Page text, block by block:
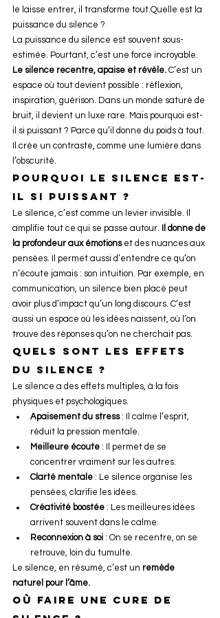
le laisse entrer, il transforme tout.Quelle est la
puissance du silence ?
La puissance du silence est souvent sous-
estimée. Pourtant, c’est une force incroyable.
Le silence recentre, apaise et révèle. C’est un
espace où tout devient possible : réflexion,
inspiration, guérison. Dans un monde saturé de
bruit, il devient un luxe rare. Mais pourquoi est-
il si puissant ? Parce qu’il donne du poids à tout.
Il crée un contraste, comme une lumière dans
l’obscurité.
Pourquoi le silence est-
il si puissant ?
Le silence, c’est comme un levier invisible. Il
amplifie tout ce qui se passe autour. Il donne de
la profondeur aux émotions et des nuances aux
pensées. Il permet aussi d’entendre ce qu’on
n’écoute jamais : son intuition. Par exemple, en
communication, un silence bien placé peut
avoir plus d’impact qu’un long discours. C’est
aussi un espace où les idées naissent, où l’on
trouve des réponses qu’on ne cherchait pas.
Quels sont les effets
du silence ?
Le silence a des effets multiples, à la fois
physiques et psychologiques.
Apaisement du stress : Il calme l’esprit,
réduit la pression mentale.
Meilleure écoute : Il permet de se
concentrer vraiment sur les autres.
Clarté mentale : Le silence organise les
pensées, clarifie les idées.
Créativité boostée : Les meilleures idées
arrivent souvent dans le calme.
Reconnexion à soi : On se recentre, on se
retrouve, loin du tumulte.
Le silence, en résumé, c’est un remède
naturel pour l’âme.
Où faire une cure de